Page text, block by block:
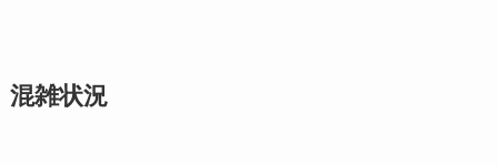
混雑状況